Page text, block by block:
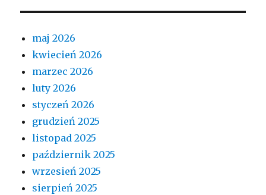
maj 2026
kwiecień 2026
marzec 2026
luty 2026
styczeń 2026
grudzień 2025
listopad 2025
październik 2025
wrzesień 2025
sierpień 2025